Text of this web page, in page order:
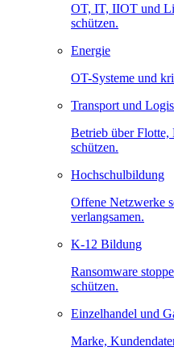
OT, IT, IIOT und
schützen.
Energie
OT-Systeme und
Transport und
Betrieb über Flotte,
schützen.
Hochschulbildung
Offene Netzwerke
verlangsamen.
K-12 Bildung
Ransomware
schützen.
Einzelhandel und
Marke,